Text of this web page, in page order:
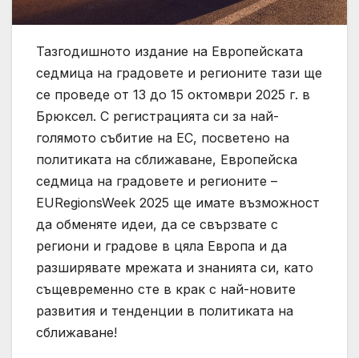
Тазгодишното издание на Европейската
седмица на градовете и регионите тази ще
се проведе от 13 до 15 октомври 2025 г. в
Брюксел. С регистрацията си за най-
голямото събитие на ЕС, посветено на
политиката на сближаване, Европейска
седмица на градовете и регионите –
EURegionsWeek 2025 ще имате възможност
да обменяте идеи, да се свързвате с
региони и градове в цяла Европа и да
разширявате мрежата и знанията си, като
същевременно сте в крак с най-новите
развития и тенденции в политиката на
сближаване!